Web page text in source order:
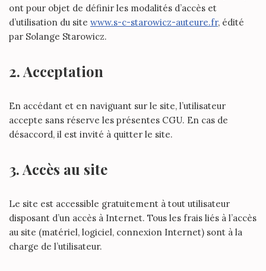
ont pour objet de définir les modalités d’accès et
d’utilisation du site www.s-c-starowicz-auteure.fr, édité
par Solange Starowicz.
2. Acceptation
En accédant et en naviguant sur le site, l’utilisateur
accepte sans réserve les présentes CGU. En cas de
désaccord, il est invité à quitter le site.
3. Accès au site
Le site est accessible gratuitement à tout utilisateur
disposant d’un accès à Internet. Tous les frais liés à l’accès
au site (matériel, logiciel, connexion Internet) sont à la
charge de l’utilisateur.